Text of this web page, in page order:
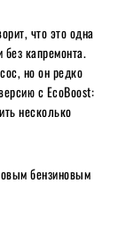
что это одна
без капремонта.
но он редко
с EcoBoost:
несколько
бензиновым